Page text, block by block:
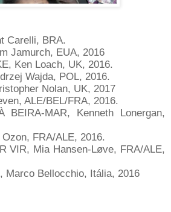
Carelli, BRA.
Jamurch, EUA, 2016
Ken Loach, UK, 2016.
Wajda, POL, 2016.
Nolan, UK, 2017
ALE/BEL/FRA, 2016.
BEIRA-MAR, Kenneth Lonergan,
FRA/ALE, 2016.
VIR, Mia Hansen-Løve, FRA/ALE,
Marco Bellocchio, Itália, 2016